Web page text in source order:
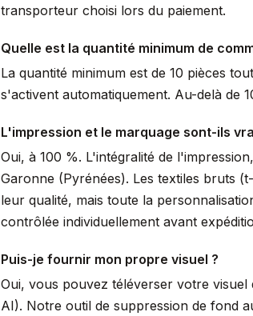
transporteur choisi lors du paiement.
Quelle est la quantité minimum de
La quantité minimum est de 10 pièces
s'activent automatiquement. Au-delà de
L'impression et le marquage sont-ils
Oui, à 100 %. L'intégralité de
Garonne (Pyrénées). Les textiles bruts
leur qualité, mais toute la
contrôlée individuellement avant
Puis-je fournir mon propre visuel ?
Oui, vous pouvez téléverser votre
AI). Notre outil de suppression de fond